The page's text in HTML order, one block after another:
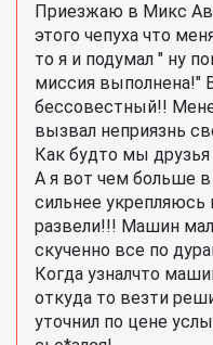
Приезжаю в Микс
этого чепуха что
то я и подумал " ну
миссия выполнена!"
бессовестный!!
вызвал неприязнь
Как будто мы
А я вот чем больше
сильнее укрепляюсь
развели!!! Машин
скученно все по
Когда узналчто
откуда то везти
уточнил по цене